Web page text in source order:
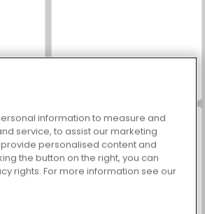
information to measure and
service, to assist our marketing
personalised content and
the button on the right, you can
rights. For more information see our